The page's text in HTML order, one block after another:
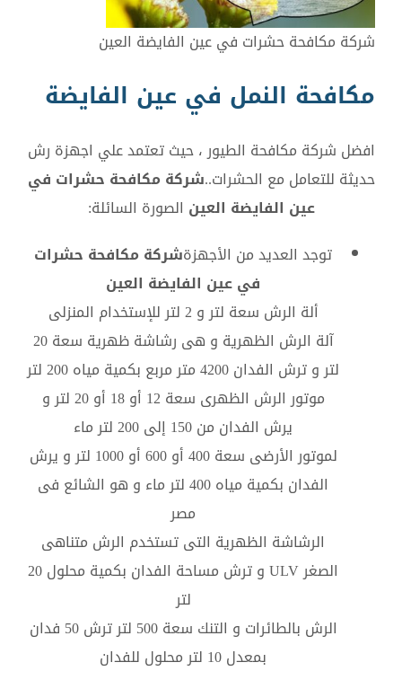
شركة مكافحة حشرات في عين الفايضة العين
مكافحة النمل في عين الفايضة
افضل شركة مكافحة الطيور ، حيث تعتمد علي اجهزة رش
حديثة للتعامل مع الحشرات..شركة مكافحة حشرات في
عين الفايضة العين الصورة السائلة:
توجد العديد من الأجهزةشركة مكافحة حشرات
في عين الفايضة العين
ألة الرش سعة لتر و 2 لتر للإستخدام المنزلى
آلة الرش الظهرية و هى رشاشة ظهرية سعة 20
لتر و ترش الفدان 4200 متر مربع بكمية مياه 200 لتر
موتور الرش الظهرى سعة 12 أو 18 أو 20 لتر و
يرش الفدان من 150 إلى 200 لتر ماء
لموتور الأرضى سعة 400 أو 600 أو 1000 لتر و يرش
الفدان بكمية مياه 400 لتر ماء و هو الشائع فى
مصر
الرشاشة الظهرية التى تستخدم الرش متناهى
الصغر ULV و ترش مساحة الفدان بكمية محلول 20
لتر
الرش بالطائرات و التنك سعة 500 لتر ترش 50 فدان
بمعدل 10 لتر محلول للفدان